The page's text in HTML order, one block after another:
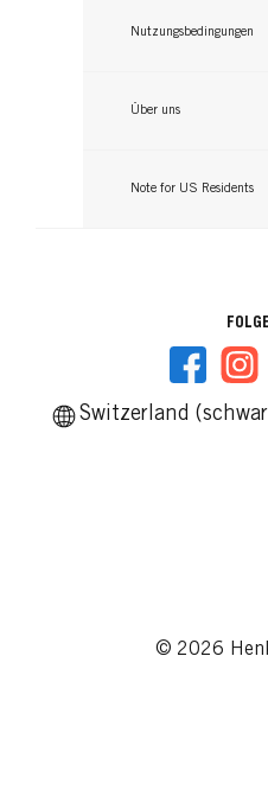
Nutzungsbedingungen
Über uns
Note for US Residents
Switzerland
© 2026